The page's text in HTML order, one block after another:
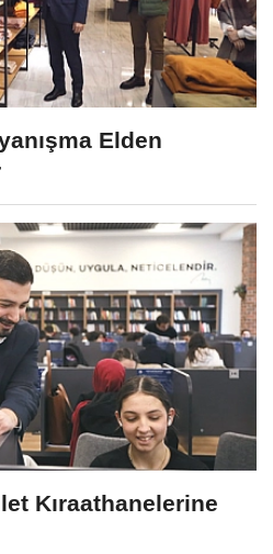
Elden
Kıraathanelerine